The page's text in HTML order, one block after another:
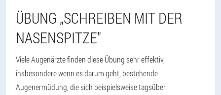
ÜBUNG „SCHREIBEN MIT DER
NASENSPITZE"
Viele Augenärzte finden diese Übung sehr effektiv,
insbesondere wenn es darum geht, bestehende
Augenermüdung, die sich beispielsweise tagsüber